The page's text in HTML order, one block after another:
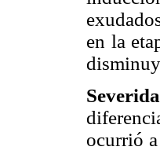
en la
ocurrió